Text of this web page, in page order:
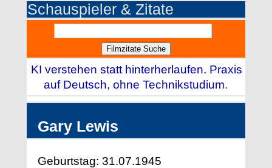
Schauspieler & Zitate
KI verstehen statt hinterherlaufen. Praxis
auf Deutsch, ohne Technikstudium.
Gary Lewis
Geburtstag: 31.07.1945